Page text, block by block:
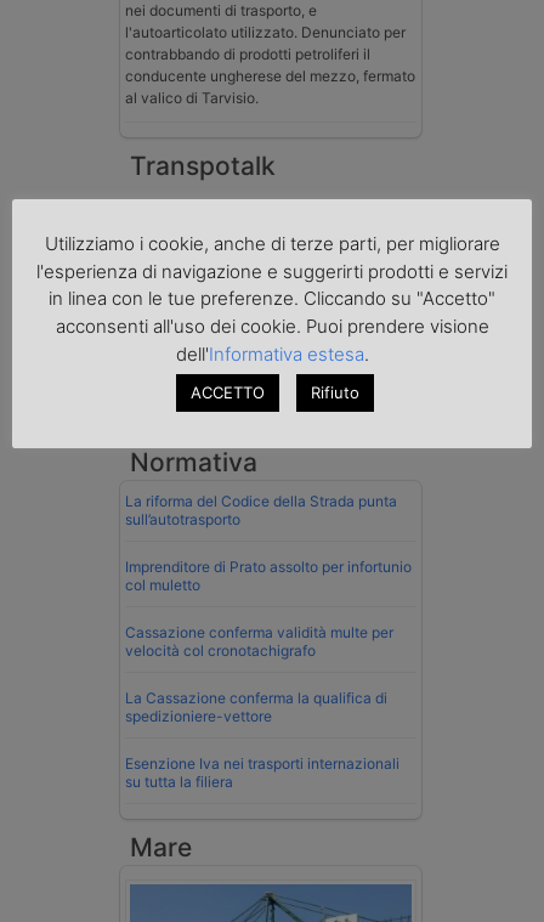
nei documenti di trasporto, e
l'autoarticolato utilizzato. Denunciato per
contrabbando di prodotti petroliferi il
conducente ungherese del mezzo, fermato
al valico di Tarvisio.
Transpotalk
Normativa
La riforma del Codice della Strada punta
sull’autotrasporto
Imprenditore di Prato assolto per infortunio
col muletto
Cassazione conferma validità multe per
velocità col cronotachigrafo
La Cassazione conferma la qualifica di
spedizioniere-vettore
Esenzione Iva nei trasporti internazionali
su tutta la filiera
Mare
Utilizziamo i cookie, anche di terze parti, per migliorare
l'esperienza di navigazione e suggerirti prodotti e servizi
in linea con le tue preferenze. Cliccando su "Accetto"
acconsenti all'uso dei cookie. Puoi prendere visione
dell'Informativa estesa.
ACCETTO Rifiuto